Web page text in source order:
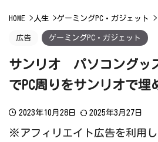
HOME > 人生 >ゲーミングPC・ガジェット >
広告 ゲーミングPC・ガジェット
サンリオ パソコングッ
でPC周りをサンリオで埋
2023年10月28日 2025年3月27日
※アフィリエイト広告を利用